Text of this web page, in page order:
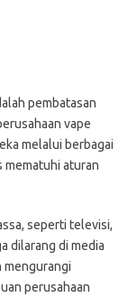
pembatasan
vape
melalui berbagai
mematuhi aturan
seperti televisi,
dilarang di media
mengurangi
perusahaan